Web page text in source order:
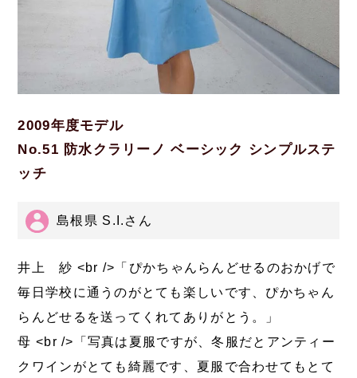
2009年度モデル
No.51 防水クラリーノ ベーシック シンプルステ
ッチ
島根県 S.I.さん
井上 紗 <br />「ぴかちゃんらんどせるのおかげで
毎日学校に通うのがとても楽しいです、ぴかちゃん
らんどせるを送ってくれてありがとう。」
母 <br />「写真は夏服ですが、冬服だとアンティー
クワインがとても綺麗です、夏服で合わせてもとて